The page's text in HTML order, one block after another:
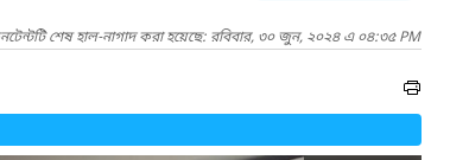
শেষ হাল-নাগাদ করা হয়েছে: রবিবার, ৩০ জুন, ২০২৪ এ ০৪:৩৫ PM